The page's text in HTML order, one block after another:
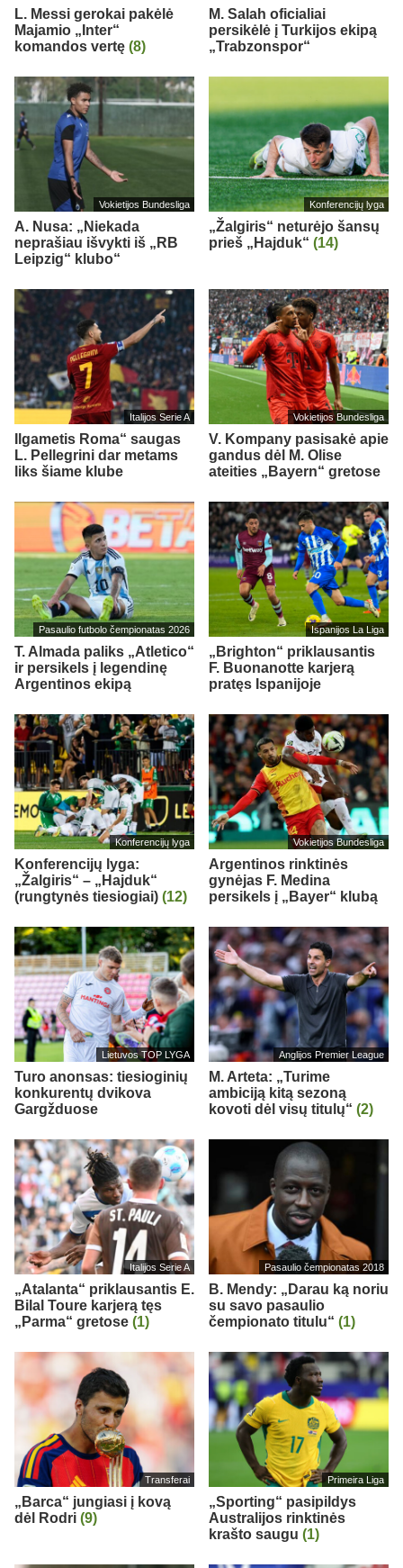
L. Messi gerokai pakėlė
Majamio „Inter“
komandos vertę (8)
M. Salah oficialiai
persikėlė į Turkijos ekipą
„Trabzonspor“
Vokietijos Bundesliga
A. Nusa: „Niekada
neprašiau išvykti iš „RB
Leipzig“ klubo“
Konferencijų lyga
„Žalgiris“ neturėjo šansų
prieš „Hajduk“ (14)
Italijos Serie A
Ilgametis Roma“ saugas
L. Pellegrini dar metams
liks šiame klube
Vokietijos Bundesliga
V. Kompany pasisakė apie
gandus dėl M. Olise
ateities „Bayern“ gretose
Pasaulio futbolo čempionatas 2026
T. Almada paliks „Atletico“
ir persikels į legendinę
Argentinos ekipą
Ispanijos La Liga
„Brighton“ priklausantis
F. Buonanotte karjerą
pratęs Ispanijoje
Konferencijų lyga
Konferencijų lyga:
„Žalgiris“ – „Hajduk“
(rungtynės tiesiogiai) (12)
Vokietijos Bundesliga
Argentinos rinktinės
gynėjas F. Medina
persikels į „Bayer“ klubą
Lietuvos TOP LYGA
Turo anonsas: tiesioginių
konkurentų dvikova
Gargžduose
Anglijos Premier League
M. Arteta: „Turime
ambiciją kitą sezoną
kovoti dėl visų titulų“ (2)
Italijos Serie A
„Atalanta“ priklausantis E.
Bilal Toure karjerą tęs
„Parma“ gretose (1)
Pasaulio čempionatas 2018
B. Mendy: „Darau ką noriu
su savo pasaulio
čempionato titulu“ (1)
Transferai
„Barca“ jungiasi į kovą
dėl Rodri (9)
Primeira Liga
„Sporting“ pasipildys
Australijos rinktinės
krašto saugu (1)